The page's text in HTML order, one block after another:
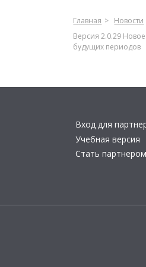
Главная
Новости
Версия 2.0.29
будущих периодов
Вход для
Учебная версия
Стать партнером